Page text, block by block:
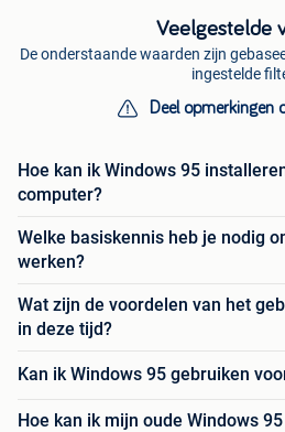
Veelgestelde
De onderstaande waarden zijn
ingestelde
Deel opmerkingen
Hoe kan ik Windows 95
computer?
Welke basiskennis heb je nodig
werken?
Wat zijn de voordelen van het
in deze tijd?
Kan ik Windows 95 gebruiken
Hoe kan ik mijn oude Windows